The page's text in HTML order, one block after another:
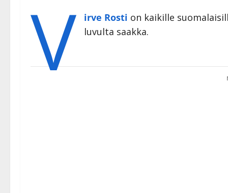
V irve Rosti on kaikille
luvulta saakka.